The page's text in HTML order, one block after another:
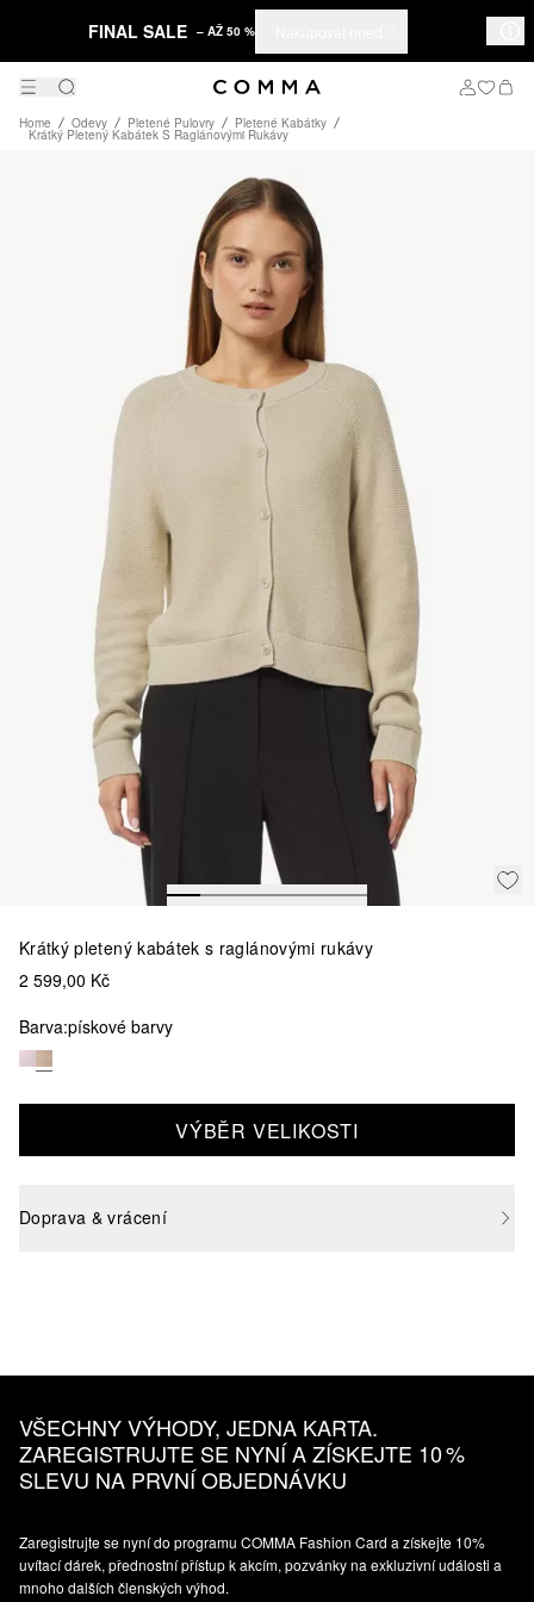
FINAL SALE – AŽ 50 %
Home Odevy Pletené Pulovry Pletené Kabátky
Krátký Pletený Kabátek S Raglánovými Rukávy
Krátký pletený kabátek s raglánovými rukávy
2 599,00 Kč
Barva:pískové barvy
VÝBĚR VELIKOSTI
Doprava & vrácení
VŠECHNY VÝHODY, JEDNA KARTA.
ZAREGISTRUJTE SE NYNÍ A ZÍSKEJTE 10 %
SLEVU NA PRVNÍ OBJEDNÁVKU
Zaregistrujte se nyní do programu COMMA Fashion Card a získejte 10%
uvítací dárek, přednostní přístup k akcím, pozvánky na exkluzivní události a
mnoho dalších členských výhod.